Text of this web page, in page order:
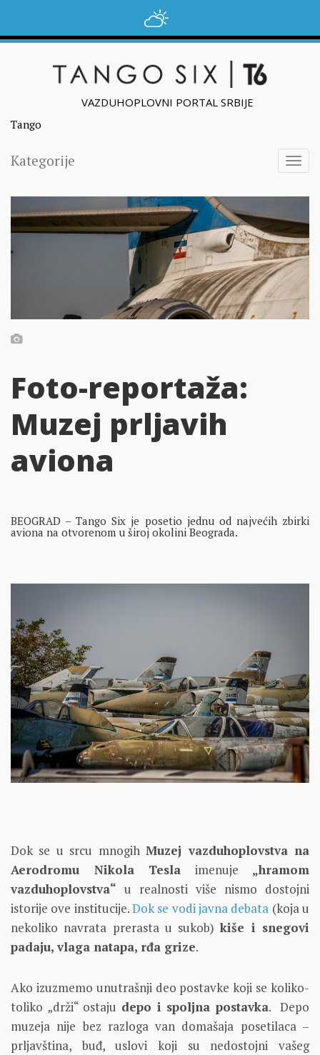
VAZDUHOPLOVNI PORTAL SRBIJE
Tango
Kategorije
Foto-reportaža:
Muzej prljavih
aviona
BEOGRAD – Tango Six je posetio jednu od najvećih zbirki
aviona na otvorenom u široj okolini Beograda.
Dok se u srcu mnogihMuzej vazduhoplovstva na
Aerodromu Nikola Tesla imenuje „hramom
vazduhoplovstva“ u realnosti više nismo dostojni
istorije ove institucije.Dok se vodi javna debata (koja u
nekoliko navrata prerasta u sukob)kiše i snegovi
padaju, vlaga natapa, rđa grize.
Ako izuzmemo unutrašnji deo postavke koji se koliko-
toliko „drži“ ostaju depo i spoljna postavka. Depo
muzeja nije bez razloga van domašaja posetilaca –
prljavština, buđ, uslovi koji su nedostojni vašeg